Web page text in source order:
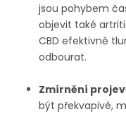
jsou pohybem
objevit také
CBD efektivně
odbourat.
Zmírnění
být překvapivé,